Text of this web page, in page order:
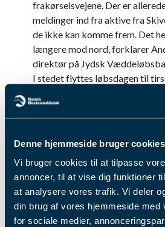
Denne hjemmeside bruger cookies
Vi bruger cookies til at tilpasse
annoncer, til at vise dig funktioner
at analysere vores trafik. Vi deler
din brug af vores hjemmeside med
for sociale medier,
frakørselsvejene. Der er
meldinger ind fra aktive fra
de ikke kan komme frem. Det
længere mod nord, forklarer
direktør på Jydsk
I stedet flyttes løbsdagen til
samme spilformer og samme
Mere information vil følge.
Fik du læst...